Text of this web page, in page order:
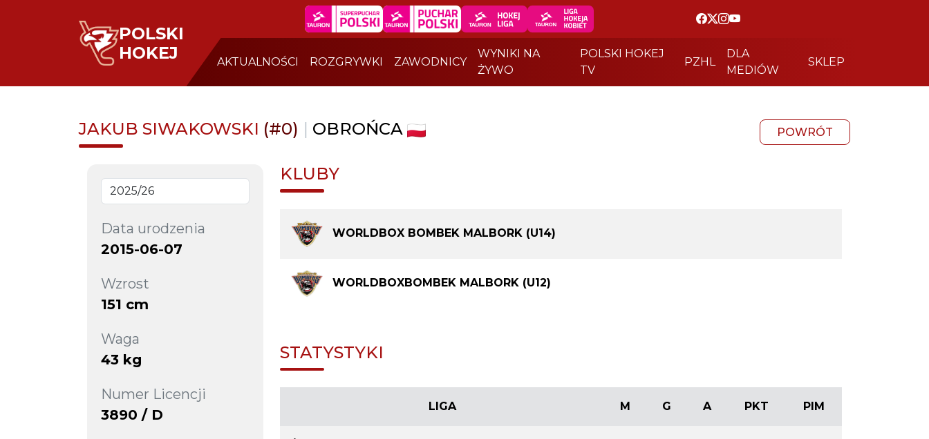
POLSKI
HOKEJ
AKTUALNOŚCI ROZGRYWKI ZAWODNICY
WYNIKI NA
ŻYWO
POLSKI HOKEJ
TV
PZHL
DLA
MEDIÓW
SKLEP
JAKUB SIWAKOWSKI (#0) | OBROŃCA POWRÓT
Data urodzenia
2015-06-07
Wzrost
151 cm
Waga
43 kg
Numer Licencji
3890 / D
KLUBY
WORLDBOX BOMBEK MALBORK (U14)
WORLDBOXBOMBEK MALBORK (U12)
STATYSTYKI
LIGA M G A PKT PIM